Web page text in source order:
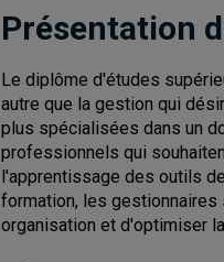
Présentation
Le diplôme d'études
autre que la gestion qui
plus spécialisées dans un
professionnels qui
l'apprentissage des outils
formation, les gestionnaires
organisation et d'optimiser